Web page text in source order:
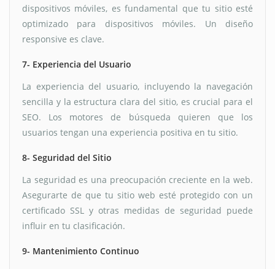
dispositivos móviles, es fundamental que tu sitio esté
optimizado para dispositivos móviles. Un diseño
responsive es clave.
7- Experiencia del Usuario
La experiencia del usuario, incluyendo la navegación
sencilla y la estructura clara del sitio, es crucial para el
SEO. Los motores de búsqueda quieren que los
usuarios tengan una experiencia positiva en tu sitio.
8- Seguridad del Sitio
La seguridad es una preocupación creciente en la web.
Asegurarte de que tu sitio web esté protegido con un
certificado SSL y otras medidas de seguridad puede
influir en tu clasificación.
9- Mantenimiento Continuo